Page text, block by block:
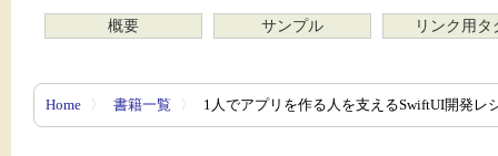
概要 サンプル リンク用タ
Home 〉 書籍一覧 〉 1人でアプリを作る人を支えるSwiftUI開発レ